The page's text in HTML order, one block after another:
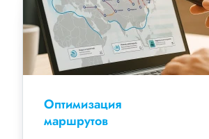
Оптимизация
маршрутов